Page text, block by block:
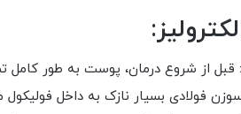
قبل از شروع درمان، پوست به طور کامل
فولادی بسیار نازک به داخل